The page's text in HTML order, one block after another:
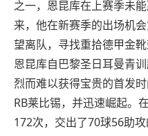
之一，恩昆库在上赛季未
来，他在新赛季的出场机
望离队，寻找重拾德甲金靴
恩昆库自巴黎圣日耳曼青
烈而难以获得宝贵的首发
RB莱比锡，并迅速崛起。
172次，交出了70球56助